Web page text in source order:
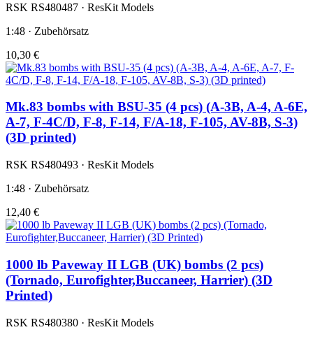
RSK RS480487 · ResKit Models
1:48 · Zubehörsatz
10,30 €
Mk.83 bombs with BSU-35 (4 pcs) (A-3B, A-4, A-6E,
A-7, F-4C/D, F-8, F-14, F/A-18, F-105, AV-8B, S-3)
(3D printed)
RSK RS480493 · ResKit Models
1:48 · Zubehörsatz
12,40 €
1000 lb Paveway II LGB (UK) bombs (2 pcs)
(Tornado, Eurofighter,Buccaneer, Harrier) (3D
Printed)
RSK RS480380 · ResKit Models